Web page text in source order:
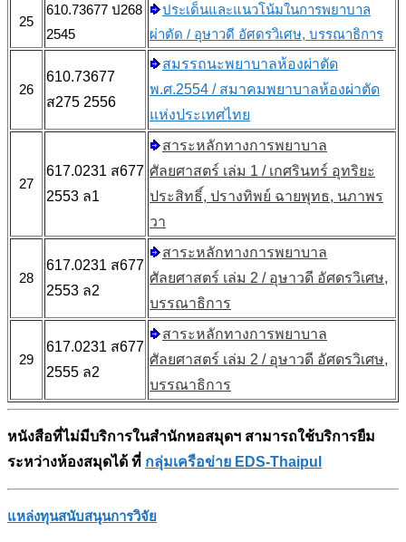
25
610.73677 ป268
2545
ประเด็นและแนวโน้มในการพยาบาล
ผ่าตัด / อุษาวดี อัศดรวิเศษ, บรรณาธิการ
26
610.73677
ส275 2556
สมรรถนะพยาบาลห้องผ่าตัด
พ.ศ.2554 / สมาคมพยาบาลห้องผ่าตัด
แห่งประเทศไทย
27
617.0231 ส677
2553 ล1
สาระหลักทางการพยาบาล
ศัลยศาสตร์ เล่ม 1 / เกศรินทร์ อุทริยะ
ประสิทธิ์, ปรางทิพย์ ฉายพุทธ, นภาพร
วา
28
617.0231 ส677
2553 ล2
สาระหลักทางการพยาบาล
ศัลยศาสตร์ เล่ม 2 / อุษาวดี อัศดรวิเศษ,
บรรณาธิการ
29
617.0231 ส677
2555 ล2
สาระหลักทางการพยาบาล
ศัลยศาสตร์ เล่ม 2 / อุษาวดี อัศดรวิเศษ,
บรรณาธิการ
หนังสือที่ไม่มีบริการในสำนักหอสมุดฯ สามารถใช้บริการยืม
ระหว่างห้องสมุดได้ ที่ กลุ่มเครือข่าย EDS-Thaipul
แหล่งทุนสนับสนุนการวิจัย